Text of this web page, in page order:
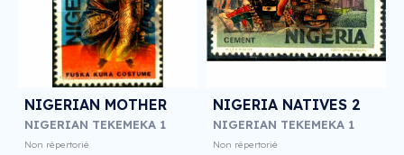
NIGERIAN MOTHER
NIGERIAN TEKEMEKA 1
Non répertorié
NIGERIA NATIVES 2
NIGERIAN TEKEMEKA 1
Non répertorié